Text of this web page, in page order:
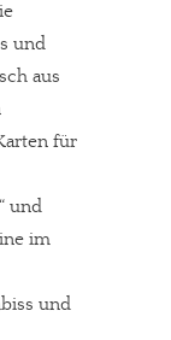
und
aus
für
und
im
und